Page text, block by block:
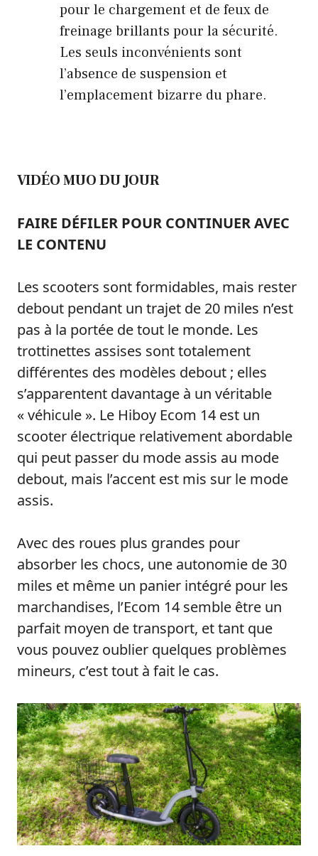
pour le chargement et de feux de
freinage brillants pour la sécurité.
Les seuls inconvénients sont
l’absence de suspension et
l’emplacement bizarre du phare.
VIDÉO MUO DU JOUR
FAIRE DÉFILER POUR CONTINUER AVEC
LE CONTENU
Les scooters sont formidables, mais rester
debout pendant un trajet de 20 miles n’est
pas à la portée de tout le monde. Les
trottinettes assises sont totalement
différentes des modèles debout ; elles
s’apparentent davantage à un véritable
« véhicule ». Le Hiboy Ecom 14 est un
scooter électrique relativement abordable
qui peut passer du mode assis au mode
debout, mais l’accent est mis sur le mode
assis.
Avec des roues plus grandes pour
absorber les chocs, une autonomie de 30
miles et même un panier intégré pour les
marchandises, l’Ecom 14 semble être un
parfait moyen de transport, et tant que
vous pouvez oublier quelques problèmes
mineurs, c’est tout à fait le cas.